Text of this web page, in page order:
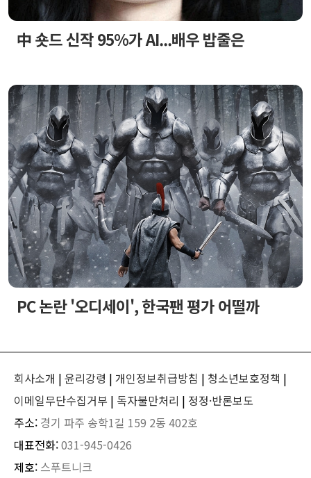
中 숏드 신작 95%가 AI...배우 밥줄은
PC 논란 '오디세이', 한국팬 평가 어떨까
회사소개 | 윤리강령 | 개인정보취급방침 | 청소년보호정책 |
이메일무단수집거부 | 독자불만처리 | 정정·반론보도
주소: 경기 파주 송학1길 159 2동 402호
대표전화:031-945-0426
제호: 스푸트니크